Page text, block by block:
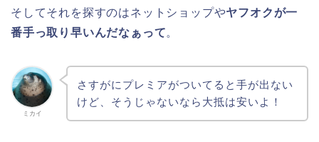
そしてそれを探すのはネットショップやヤフオクが一
番手っ取り早いんだなぁって。
ミカイ
さすがにプレミアがついてると手が出ない
けど、そうじゃないなら大抵は安いよ！